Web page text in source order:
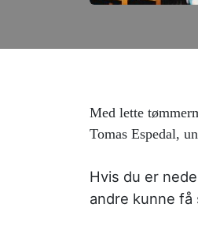
Med lette
Tomas Espedal,
Hvis du er
andre kunne